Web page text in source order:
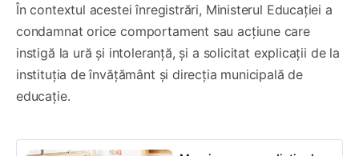
În contextul acestei înregistrări, Ministerul Educației a
condamnat orice comportament sau acțiune care
instigă la ură și intoleranță, și a solicitat explicații de la
instituția de învățământ și direcția municipală de
educație.